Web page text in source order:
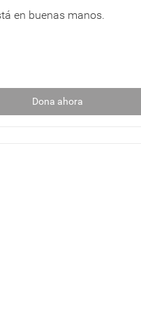
en buenas manos.
Dona ahora